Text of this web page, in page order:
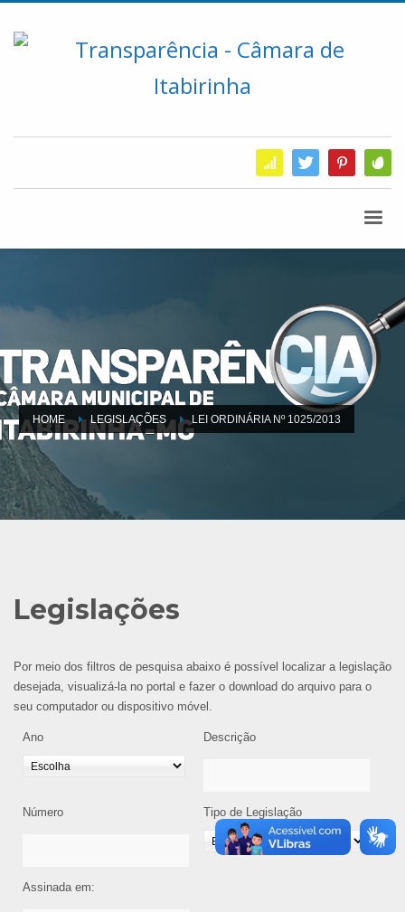
HOME LEGISLAÇÕES LEI ORDINÁRIA Nº 1025/2013
Legislações
Por meio dos filtros de pesquisa abaixo é possível localizar a legislação
desejada, visualizá-la no portal e fazer o download do arquivo para o
seu computador ou dispositivo móvel.
Ano Descrição
Número Tipo de Legislação
Assinada em: